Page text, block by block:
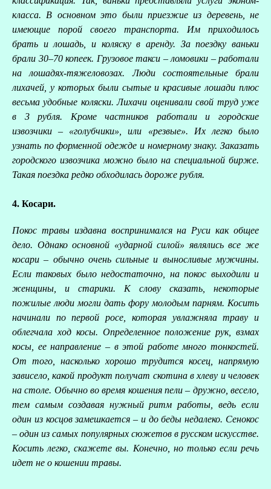
класса. В основном это были приезжие из деревень, не
имеющие порой своего транспорта. Им приходилось
брать и лошадь, и коляску в аренду. За поездку ваньки
брали 30–70 копеек. Грузовое такси – ломовики – работали
на лошадях-тяжеловозах. Люди состоятельные брали
лихачей, у которых были сытые и красивые лошади плюс
весьма удобные коляски. Лихачи оценивали свой труд уже
в 3 рубля. Кроме частников работали и городские
извозчики – «голубчики», или «резвые». Их легко было
узнать по форменной одежде и номерному знаку. Заказать
городского извозчика можно было на специальной бирже.
Такая поездка редко обходилась дороже рубля.
4. Косари.
Покос травы издавна воспринимался на Руси как общее
дело. Однако основной «ударной силой» являлись все же
косари – обычно очень сильные и выносливые мужчины.
Если таковых было недостаточно, на покос выходили и
женщины, и старики. К слову сказать, некоторые
пожилые люди могли дать фору молодым парням. Косить
начинали по первой росе, которая увлажняла траву и
облегчала ход косы. Определенное положение рук, взмах
косы, ее направление – в этой работе много тонкостей.
От того, насколько хорошо трудится косец, напрямую
зависело, какой продукт получат скотина в хлеву и человек
на столе. Обычно во время кошения пели – дружно, весело,
тем самым создавая нужный ритм работы, ведь если
один из косцов замешкается – и до беды недалеко. Сенокос
– один из самых популярных сюжетов в русском искусстве.
Косить легко, скажете вы. Конечно, но только если речь
идет не о кошении травы.